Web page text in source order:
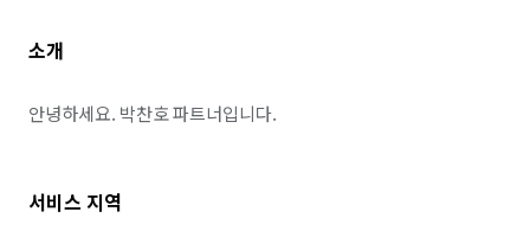
소개
안녕하세요. 박찬호 파트너입니다.
서비스 지역